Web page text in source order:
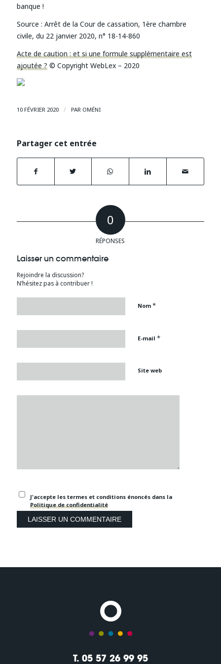
banque !
Source : Arrêt de la Cour de cassation, 1ère chambre
civile, du 22 janvier 2020, n° 18-14-860
Acte de caution : et si une formule supplémentaire est
ajoutée ?© Copyright WebLex – 2020
10 FÉVRIER 2020 / PAR OMÉNI
Partager cet entrée
0
RÉPONSES
Laisser un commentaire
Rejoindre la discussion?
N’hésitez pas à contribuer !
Nom *
E-mail *
Site web
J'accepte les termes et conditions énoncés dans la
Politique de confidentialité
T. 05 57 26 99 95